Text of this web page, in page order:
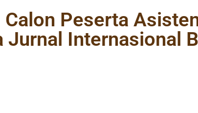
Peserta
Internasional